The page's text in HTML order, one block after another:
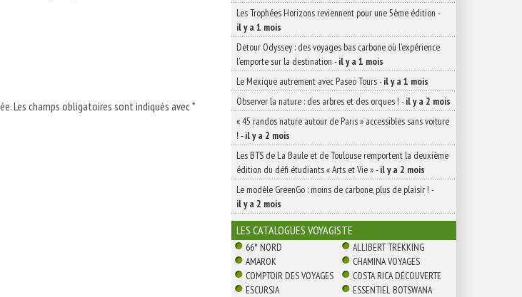
Les champs obligatoires sont indiqués avec*
Les Trophées Horizons reviennent pour une 5ème édition -
il y a 1 mois
Detour Odyssey : des voyages bas carbone où l’expérience
l’emporte sur la destination -il y a 1 mois
Le Mexique autrement avec Paseo Tours-il y a 1 mois
Observer la nature : des arbres et des orques ! -il y a 2 mois
« 45 randos nature autour de Paris » accessibles sans voiture
! -il y a 2 mois
Les BTS de La Baule et de Toulouse remportent la deuxième
édition du défi étudiants « Arts et Vie »-il y a 2 mois
Le modèle GreenGo : moins de carbone, plus de plaisir ! -
il y a 2 mois
LES CATALOGUES VOYAGISTE
66° NORD
ALLIBERT TREKKING
AMAROK
CHAMINA VOYAGES
COMPTOIR DES VOYAGES
COSTA RICA DÉCOUVERTE
ESCURSIA
ESSENTIEL BOTSWANA